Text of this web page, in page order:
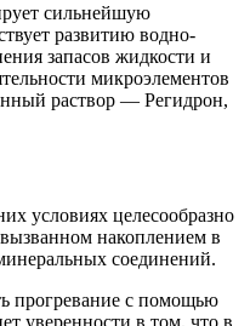
сильнейшую
развитию водно-
запасов жидкости и
микроэлементов
раствор — Регидрон,
условиях целесообразно
накоплением в
соединений.
прогревание с помощью